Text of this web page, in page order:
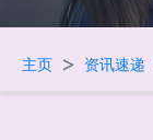
主页 > 资讯速递